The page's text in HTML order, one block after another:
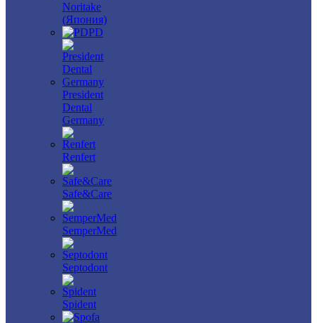
Noritake
(Япония)
PD
President
Dental
Germany
Renfert
Safe&Care
SemperMed
Septodont
Spident